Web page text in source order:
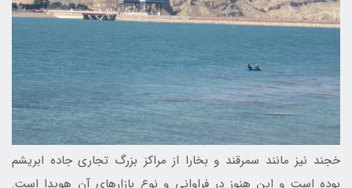
خجند نیز مانند سمرقند و بخارا از مراکز بزرگ تجاری جاده ابریشم
بوده است و این هنوز در فراوانی و نوع بازار‌های آن هویدا است.